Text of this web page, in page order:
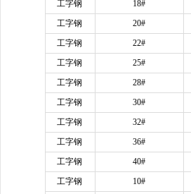
工字钢
18#
工字钢
20#
工字钢
22#
工字钢
25#
工字钢
28#
工字钢
30#
工字钢
32#
工字钢
36#
工字钢
40#
工字钢
10#